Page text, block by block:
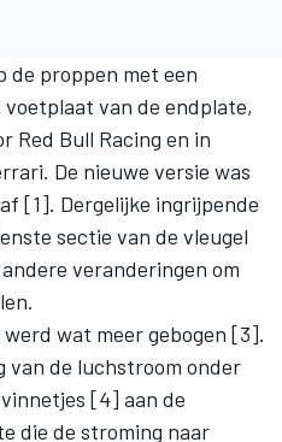
de proppen met een
van de endplate,
Red Bull Racing en in
De nieuwe versie was
[1]. Dergelijke ingrijpende
sectie van de vleugel
veranderingen om
wat meer gebogen [3].
van de luchstroom onder
[4] aan de
die de stroming naar